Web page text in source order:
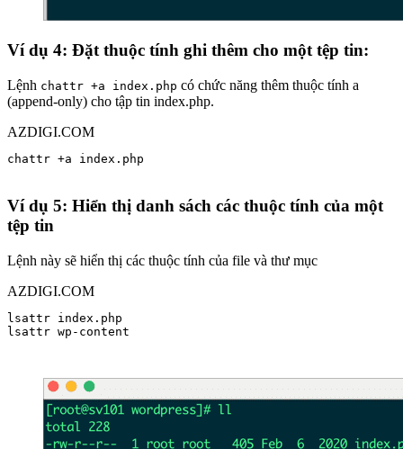
Ví dụ 4: Đặt thuộc tính ghi thêm cho một tệp tin:
Lệnh chattr +a index.php có chức năng thêm thuộc tính a
(append-only) cho tập tin index.php.
AZDIGI.COM
chattr +a index.php
Ví dụ 5: Hiển thị danh sách các thuộc tính của một
tệp tin
Lệnh này sẽ hiển thị các thuộc tính của file và thư mục
AZDIGI.COM
lsattr index.php
lsattr wp-content